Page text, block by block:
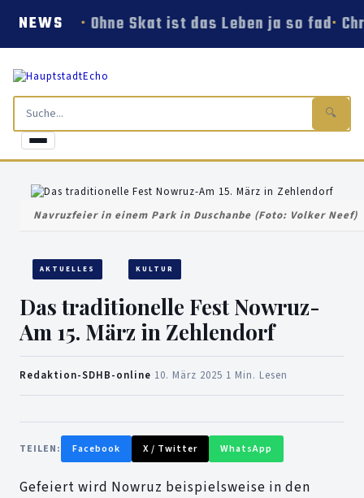
NEWS Ohne Skat ist das Leben ja so fad
🔍
Navruzfeier in einem Park in Duschanbe (Foto: Volker Neef)
AKTUELLES KULTUR
Das traditionelle Fest Nowruz-
Am 15. März in Zehlendorf
Redaktion-SDHB-online 10. März 2025 1 Min. Lesen
TEILEN: Facebook X / Twitter WhatsApp
Gefeiert wird Nowruz beispielsweise in den